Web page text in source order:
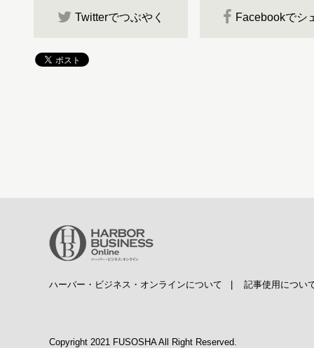
Twitterでつぶやく Facebookでシ
ハーバー・ビジネス・オンラインについて 記事使用につい
Copyright 2021 FUSOSHA All Right Reserved.